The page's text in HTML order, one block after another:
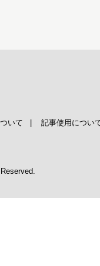
いて 記事使用につい